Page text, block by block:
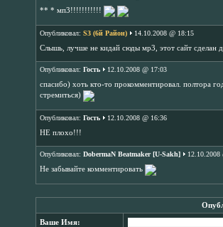
** * мп3!!!!!!!!!!!
Опубликовал: S3 (6й Район)
14.10.2008 @ 18:15
Слышь, лучше не кидай сюды мр3, этот сайт сделан
Опубликовал: Гость
12.10.2008 @ 17:03
спасибо) хоть кто-то прокомментировал. полтора
стремиться)
Опубликовал: Гость
12.10.2008 @ 16:36
НЕ плохо!!!
Опубликовал: DobermaN Beatmaker [U-Sakh]
12.10.2008
Не забывайте комментировать
Ваше Имя: